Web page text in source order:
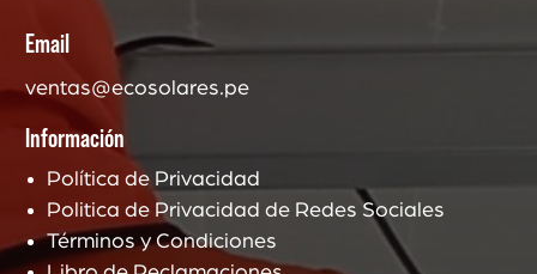
Email
ventas@ecosolares.pe
Información
Política de Privacidad
Politica de Privacidad de Redes Sociales
Términos y Condiciones